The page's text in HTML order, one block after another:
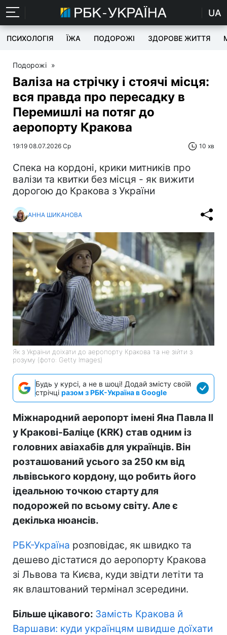
UA
ПСИХОЛОГІЯ ЇЖА ПОДОРОЖІ ЗДОРОВЕ ЖИТТЯ
Подорожі »
Валіза на стрічку і стоячі місця:
вся правда про пересадку в
Перемишлі на потяг до
аеропорту Кракова
19:19 08.07.2026 Ср 10 хв
Спека на кордоні, крики митників про
валізи та квитки без місця - як вижити
дорогою до Кракова з України
АННА ШИКАНОВА
Як з України доїхати до аеропорту Кракова та не зійти з
розуму (фото: Getty Images)
Будь у курсі, а не в шоці! Додай змісту своїй
стрічці разом з РБК-Україна в Google
Міжнародний аеропорт імені Яна Павла II
у Кракові-Баліце (KRK) став одним із
головних авіахабів для українців. Він
розташований усього за 250 км від
львівського кордону, що робить його
ідеальною точкою старту для
подорожей по всьому світу. Але є
декілька нюансів.
РБК-Україна розповідає, як швидко та
дешево дістатися до аеропорту Кракова
зі Львова та Києва, куди звідти летіти та
як влаштований термінал зсередини.
Більше цікавого: Замість Кракова й
Варшави: куди українцям швидше доїхати